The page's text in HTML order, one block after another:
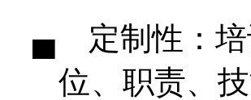
▄ 定制性：培
位、职责、